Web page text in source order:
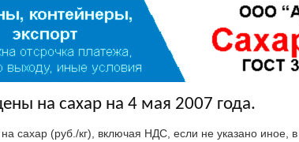
на сахар на 4 мая 2007 года.
сахар (руб./кг), включая НДС, если не указано иное,